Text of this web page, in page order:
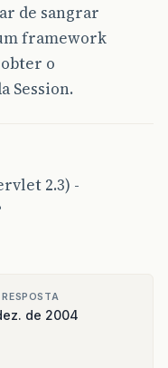
de sangrar
framework
o
Session.
2.3) -
de 2004